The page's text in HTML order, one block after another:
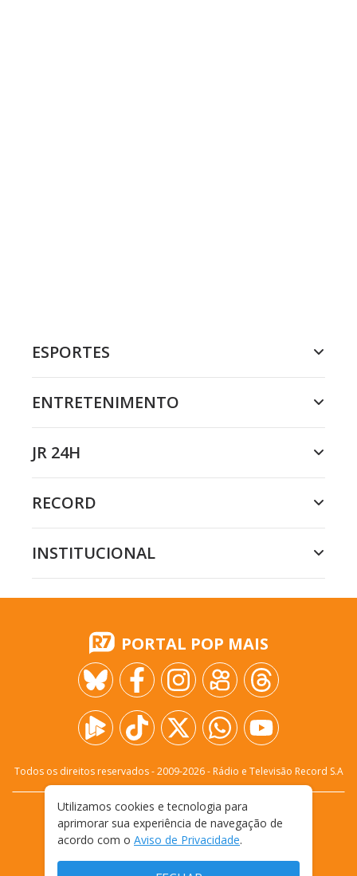
ESPORTES
ENTRETENIMENTO
JR 24H
RECORD
INSTITUCIONAL
PORTAL POP MAIS
Todos os direitos reservados - 2009-2026- Rádio e Televisão Record S.A
FALE CONOSCO
PRIVACIDADE
TERMOS E CONDIÇÕES DE USO
Utilizamos cookies e tecnologia para
aprimorar sua experiência de navegação de
acordo com o Aviso de Privacidade.